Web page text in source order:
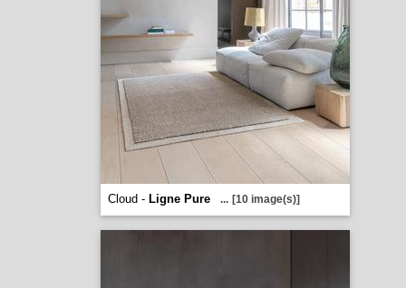
Cloud - Ligne Pure ... [10 image(s)]